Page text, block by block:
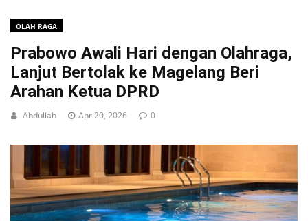
OLAH RAGA
Prabowo Awali Hari dengan Olahraga,
Lanjut Bertolak ke Magelang Beri
Arahan Ketua DPRD
Abdullah Apr 20, 2026 0